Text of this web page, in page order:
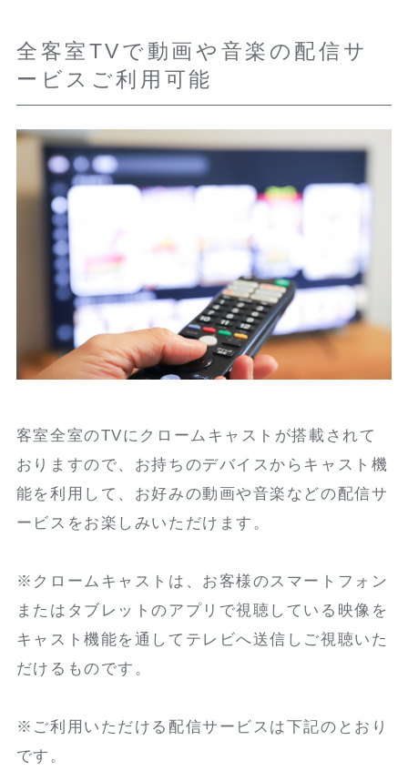
全客室TVで動画や音楽の配信サ
ービスご利用可能
客室全室のTVにクロームキャストが搭載されて
おりますので、お持ちのデバイスからキャスト機
能を利用して、お好みの動画や音楽などの配信サ
ービスをお楽しみいただけます。
※クロームキャストは、お客様のスマートフォン
またはタブレットのアプリで視聴している映像を
キャスト機能を通してテレビへ送信しご視聴いた
だけるものです。
※ご利用いただける配信サービスは下記のとおり
です。